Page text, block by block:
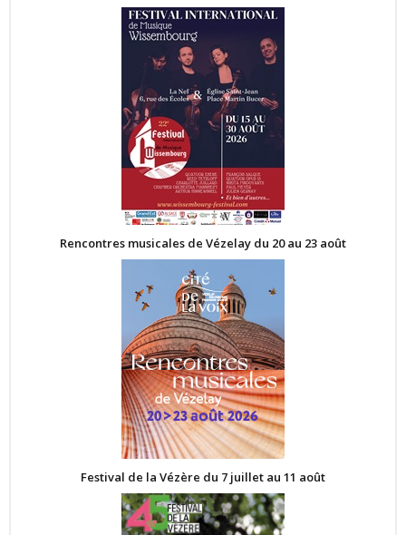
Rencontres musicales de Vézelay du 20 au 23 août
Festival de la Vézère du 7 juillet au 11 août